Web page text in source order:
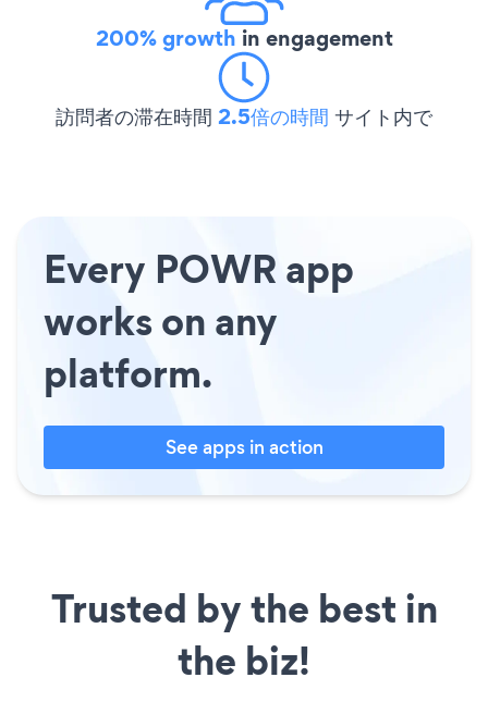
200% growth in engagement
訪問者の滞在時間 2.5倍の時間 サイト内で
Every POWR app
works on any
platform.
See apps in action
Trusted by the best in
the biz!